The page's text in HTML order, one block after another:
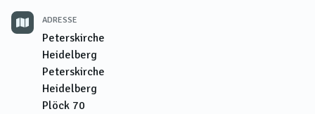
ADRESSE
Peterskirche
Heidelberg
Peterskirche
Heidelberg
Plöck 70